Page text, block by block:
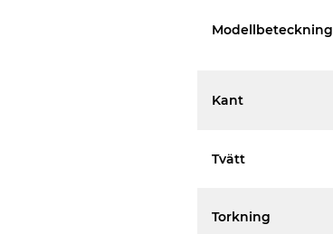
Modellbeteckning
Kant
Tvätt
Torkning